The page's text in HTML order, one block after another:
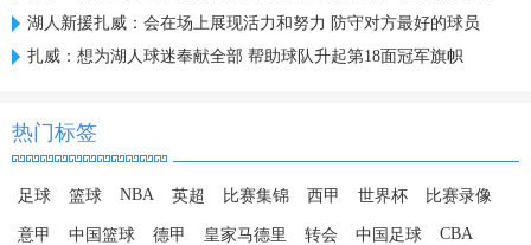
湖人新援扎威：会在场上展现活力和努力 防守对方最好的球员
扎威：想为湖人球迷奉献全部 帮助球队升起第18面冠军旗帜
热门标签
足球 篮球 NBA 英超 比赛集锦 西甲 世界杯 比赛录像
意甲 中国篮球 德甲 皇家马德里 转会 中国足球 CBA